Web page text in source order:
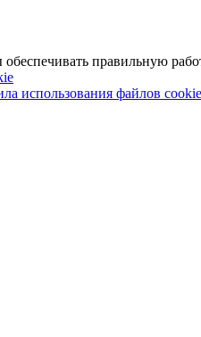
правильную
использования файлов cookie